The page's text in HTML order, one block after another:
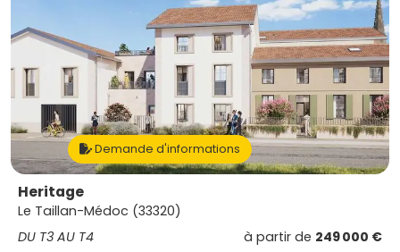
Demande d'informations
Heritage
Le Taillan-Médoc (33320)
DU T3 AU T4
à partir de 249 000 €